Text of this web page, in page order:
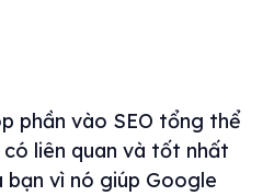
phần vào SEO tổng thể
liên quan và tốt nhất
vì nó giúp Google